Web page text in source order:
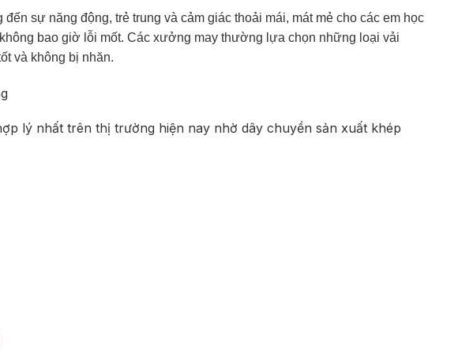
sự năng động, trẻ trung và cảm giác thoải mái, mát mẻ cho các em học
bao giờ lỗi mốt. Các xưởng may thường lựa chọn những loại vải
và không bị nhăn.
lý nhất trên thị trường hiện nay nhờ dây chuyền sản xuất khép